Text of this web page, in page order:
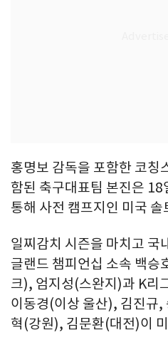
홍명보 감독을 포함한 코칭
함된 축구대표팀 본진은
통해 사전 캠프지인 미국
일찌감치 시즌을 마치고 국
글랜드 챔피언십 소속 백
크), 엄지성(스완지)과 K리
이동경(이상 울산), 김진규,
혁(강원), 김문환(대전)이